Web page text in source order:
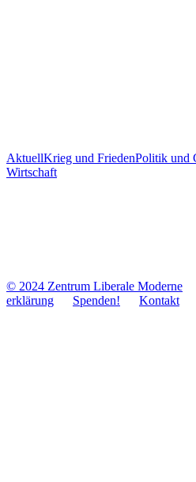
AktuellKrieg und FriedenPolitik und
Wirtschaft
© 2024 Zentrum Libe­rale Moderne
er­klä­rung
Spenden! Kontakt